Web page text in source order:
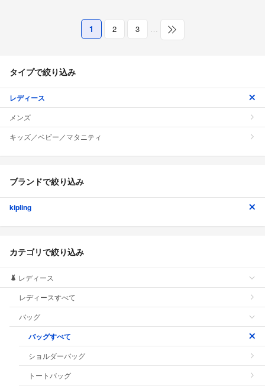
1 2 3 …
タイプで絞り込み
レディース
メンズ
キッズ／ベビー／マタニティ
ブランドで絞り込み
kipling
カテゴリで絞り込み
レディース
レディースすべて
バッグ
バッグすべて
ショルダーバッグ
トートバッグ